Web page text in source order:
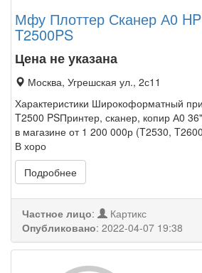
Мфу Плоттер Сканер А0
T2500PS
Цена не указана
Москва, Угрешская ул., 2с11
Характеристики Широкоформатный
T2500 PSПринтер, сканер, копир А0
в магазине от 1 200 000р (T2530,
В хоро
Подробнее
Частное лицо:
Картикс
Опубликовано: 2022-04-07 19:38